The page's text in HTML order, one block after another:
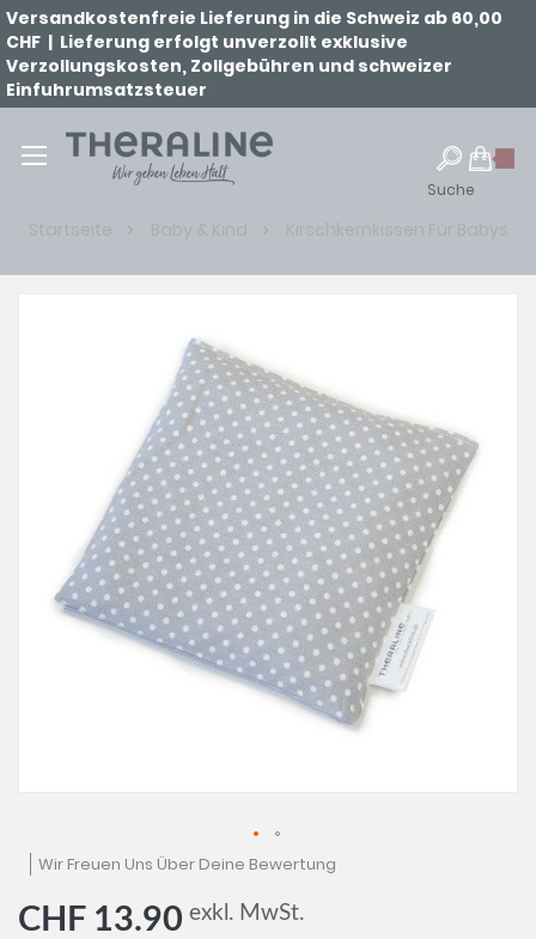
Versandkostenfreie Lieferung in die Schweiz ab 60,00
CHF | Lieferung erfolgt unverzollt exklusive
Verzollungskosten, Zollgebühren und schweizer
Einfuhrumsatzsteuer
Suche
Startseite Baby & Kind Kirschkernkissen Für Babys
Wir Freuen Uns Über Deine Bewertung
CHF 13.90 exkl. MwSt.
Zum
Anfang
der
Bildgalerie